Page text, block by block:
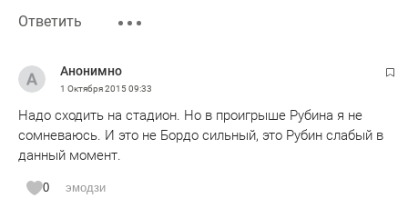
Ответить
Анонимно
1 Октября 201509:33
Надо сходить на стадион. Но в проигрыше Рубина я не
сомневаюсь. И это не Бордо сильный, это Рубин слабый в
данный момент.
0 эмодзи